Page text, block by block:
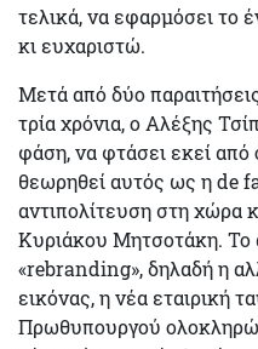
τελικά, να εφαρμόσει το
κι ευχαριστώ.
Μετά από δύο
τρία χρόνια, ο Αλέξης
φάση, να φτάσει εκεί
θεωρηθεί αυτός ως η de
αντιπολίτευση στη χώρα
Κυριάκου Μητσοτάκη.
«rebranding», δηλαδή η
εικόνας, η νέα εταιρική
Πρωθυπουργού